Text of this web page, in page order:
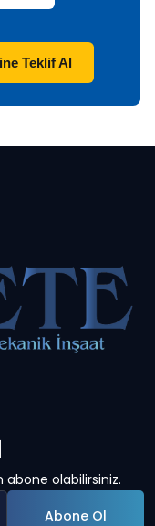
Teklif Al
olabilirsiniz.
Abone Ol